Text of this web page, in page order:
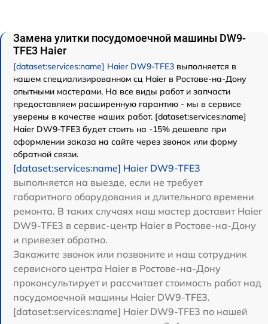
Замена улитки посудомоечной машины DW9-
TFE3 Haier
[dataset:services:name] Haier DW9-TFE3 выполняется в
нашем специализированном сц Haier в Ростове-на-Дону
опытными мастерами. На все виды работ и запчасти
предоставляем расширенную гарантию - мы в сервисе
уверены в качестве наших работ. [dataset:services:name]
Haier DW9-TFE3 будет стоить на -15% дешевле при
оформлении заказа на сайте через звонок или форму
обратной связи.
[dataset:services:name] Haier DW9-TFE3
выполняется на выезде, если не требует
габаритного оборудования и длительного времени
ремонта. В таких случаях наш мастер доставит Haier
DW9-TFE3 в сервис-центр Haier в Ростове-на-Дону
и привезет обратно.
Закажите звонок или позвоните и наш сотрудник
сервисного центра Haier в Ростове-на-Дону
проконсультирует и рассчитает стоимость работ над
посудомоечной машины Haier DW9-TFE3.
[dataset:services:name] Haier DW9-TFE3 по нашей